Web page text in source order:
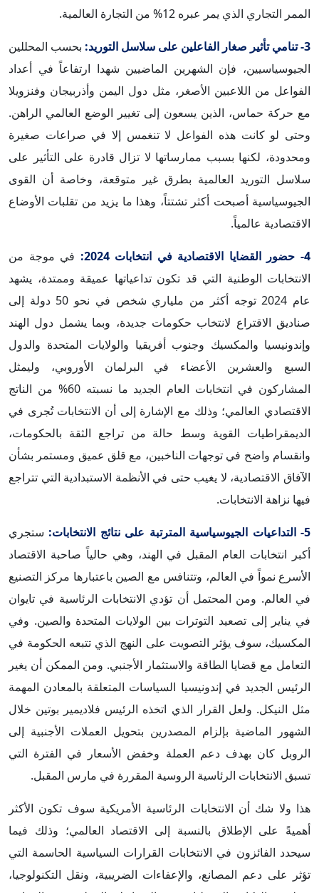
الممر التجاري الذي يمر عبره 12% من التجارة العالمية.
3- تنامي تأثير صغار الفاعلين على سلاسل التوريد:
بحسب المحللين
الجيوسياسيين، فإن الشهرين الماضيين شهدا ارتفاعاً في أعداد
الفواعل من اللاعبين الأصغر، مثل دول اليمن وأذربيجان وفنزويلا
مع حركة حماس، الذين يسعون إلى تغيير الوضع العالمي الراهن.
وحتى لو كانت هذه الفواعل لا تنغمس إلا في صراعات صغيرة
ومحدودة، لكنها بسبب ممارساتها لا تزال قادرة على التأثير على
سلاسل التوريد العالمية بطرق غير متوقعة، وخاصة أن القوى
الجيوسياسية أصبحت أكثر تشتتاً، وهذا ما يزيد من تقلبات الأوضاع
الاقتصادية عالمياً.
4- حضور القضايا الاقتصادية في انتخابات 2024:
في موجة من
الانتخابات الوطنية التي قد تكون تداعياتها عميقة وممتدة، يشهد
عام 2024 توجه أكثر من ملياري شخص في نحو 50 دولة إلى
صناديق الاقتراع لانتخاب حكومات جديدة، وبما يشمل دول الهند
وإندونيسيا والمكسيك وجنوب أفريقيا والولايات المتحدة والدول
السبع والعشرين الأعضاء في البرلمان الأوروبي، وليمثل
المشاركون في انتخابات العام الجديد ما نسبته 60% من الناتج
الاقتصادي العالمي؛ وذلك مع الإشارة إلى أن الانتخابات تُجرى في
الديمقراطيات القوية وسط حالة من تراجع الثقة بالحكومات،
وانقسام واضح في توجهات الناخبين، مع قلق عميق ومستمر بشأن
الآفاق الاقتصادية، لا يغيب حتى في الأنظمة الاستبدادية التي تتراجع
فيها نزاهة الانتخابات.
5- التداعيات الجيوسياسية المترتبة على نتائج الانتخابات:
ستجري
أكبر انتخابات العام المقبل في الهند، وهي حالياً صاحبة الاقتصاد
الأسرع نمواً في العالم، وتتنافس مع الصين باعتبارها مركز التصنيع
في العالم. ومن المحتمل أن تؤدي الانتخابات الرئاسية في تايوان
في يناير إلى تصعيد التوترات بين الولايات المتحدة والصين. وفي
المكسيك، سوف يؤثر التصويت على النهج الذي تتبعه الحكومة في
التعامل مع قضايا الطاقة والاستثمار الأجنبي. ومن الممكن أن يغير
الرئيس الجديد في إندونيسيا السياسات المتعلقة بالمعادن المهمة
مثل النيكل. ولعل القرار الذي اتخذه الرئيس فلاديمير بوتين خلال
الشهور الماضية بإلزام المصدرين بتحويل العملات الأجنبية إلى
الروبل كان بهدف دعم العملة وخفض الأسعار في الفترة التي
تسبق الانتخابات الرئاسية الروسية المقررة في مارس المقبل.
هذا ولا شك أن الانتخابات الرئاسية الأمريكية سوف تكون الأكثر
أهميةً على الإطلاق بالنسبة إلى الاقتصاد العالمي؛ وذلك فيما
سيحدد الفائزون في الانتخابات القرارات السياسية الحاسمة التي
تؤثر على دعم المصانع، والإعفاءات الضريبية، ونقل التكنولوجيا،